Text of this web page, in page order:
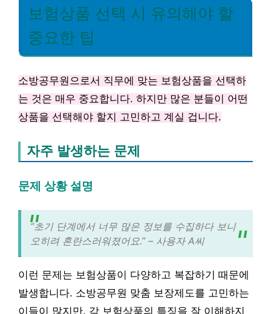
보험상품 선택 시 유의해야 할
중요한 팁
소방공무원으로서 직무에 맞는 보험상품을 선택하
는 것은 매우 중요합니다. 하지만 많은 분들이 어떤
상품을 선택해야 할지 고민하고 계실 겁니다.
자주 발생하는 문제
문제 상황 설명
“초기 단계에서 너무 많은 정보를 수집하다 보니
오히려 혼란스러워졌어요.” – 사용자 A씨
이런 문제는 보험상품이 다양하고 복잡하기 때문에
발생합니다. 소방공무원 맞춤 보장제도를 고민하는
이들이 많지만, 각 보험상품의 특징을 잘 이해하지